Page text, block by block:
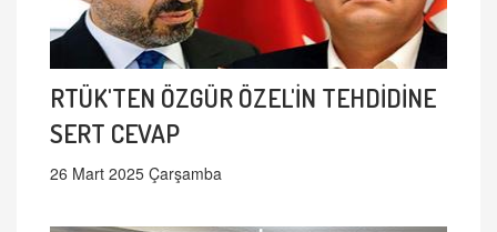
RTÜK'TEN ÖZGÜR ÖZEL'İN TEHDİDİNE
SERT CEVAP
26 Mart 2025 Çarşamba